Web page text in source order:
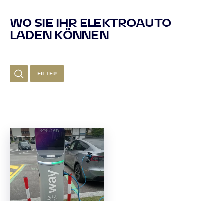
WO SIE IHR ELEKTROAUTO
LADEN KÖNNEN
FILTER